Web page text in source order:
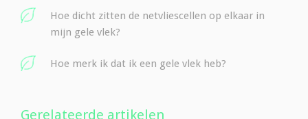
Hoe dicht zitten de netvliescellen op elkaar in
mijn gele vlek?
Hoe merk ik dat ik een gele vlek heb?
Gerelateerde artikelen